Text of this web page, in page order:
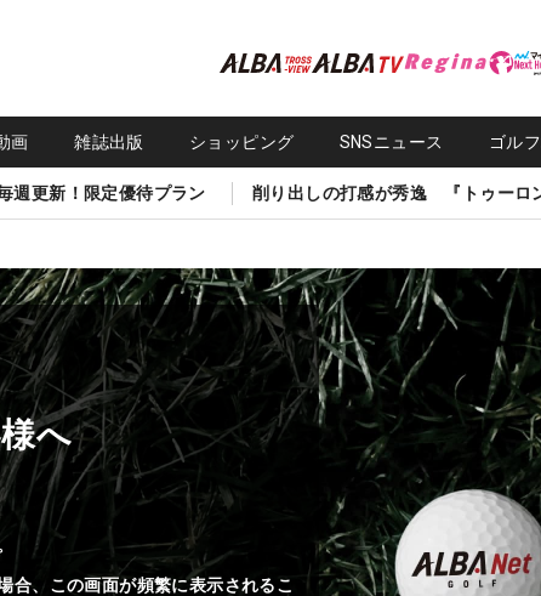
画 雑誌出版 ショッピング SNSニュース ゴル
週更新！限定優待プラン 削り出しの打感が秀逸 『トゥーロ
へ
合、この画面が頻繁に表示されるこ